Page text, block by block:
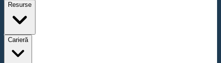
Resurse
Carieră